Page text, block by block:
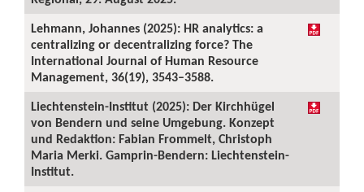
Lehmann, Johannes (2025): HR analytics: a
centralizing or decentralizing force? The
International Journal of Human Resource
Management, 36(19), 3543–3588.
Liechtenstein-Institut (2025): Der Kirchhügel
von Bendern und seine Umgebung. Konzept
und Redaktion: Fabian Frommelt, Christoph
Maria Merki. Gamprin-Bendern: Liechtenstein-
Institut.